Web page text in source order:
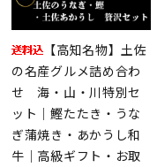
【高知名物】土佐
の名産グルメ詰め合わ
せ 海・山・川特別セ
ット｜鰹たたき・うな
ぎ蒲焼き・あかうし和
牛｜高級ギフト・お取